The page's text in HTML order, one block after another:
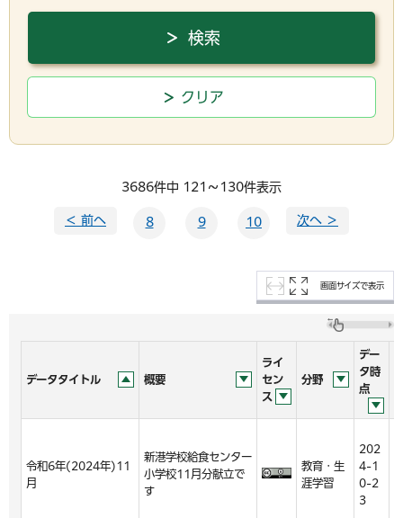
3686件中 121～130件表示
＜ 前へ 8 9 10 次へ ＞
画面サイズで表示
データタイトル 概要
ライ
セン
ス
分野
デー
タ時
点
令和6年(2024年)11
月
新港学校給食センター
小学校11月分献立で
す
教育・生
涯学習
202
4-1
0-2
3